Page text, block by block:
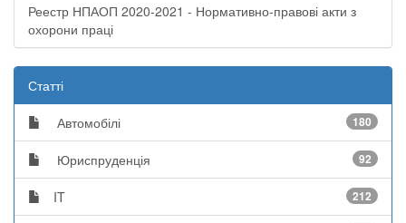
Реестр НПАОП 2020-2021 - Нормативно-правові акти з
охорони праці
Статті
Автомобілі 180
Юриспруденція 92
IT 212